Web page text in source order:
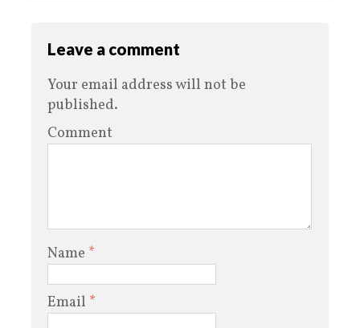
Leave a comment
Your email address will not be
published.
Comment
Name *
Email *